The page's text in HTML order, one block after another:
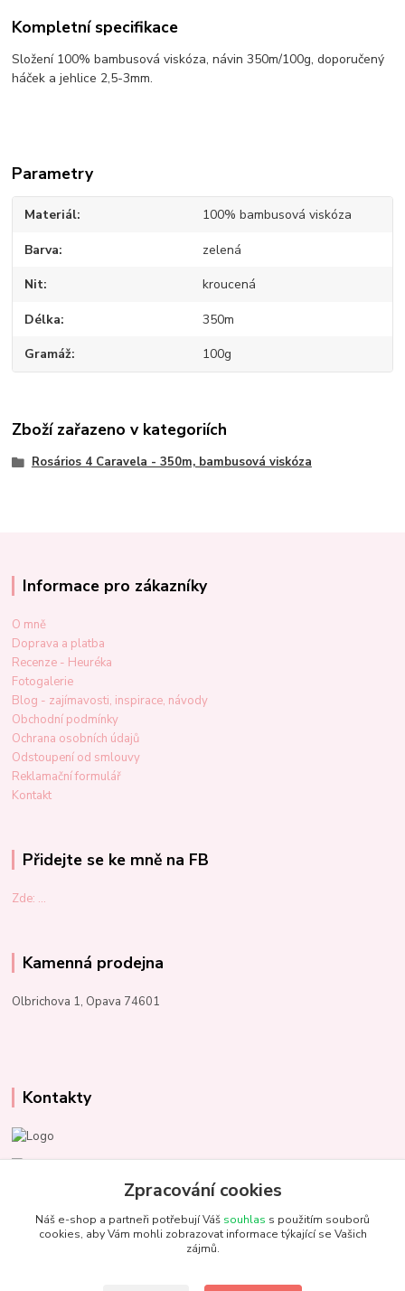
Kompletní specifikace
Složení 100% bambusová viskóza, návin 350m/100g, doporučený
háček a jehlice 2,5-3mm.
Parametry
Materiál 100% bambusová viskóza
Barva zelená
Nit kroucená
Délka 350m
Gramáž 100g
Zboží zařazeno v kategoriích
Rosários 4 Caravela - 350m, bambusová viskóza
Informace pro zákazníky
O mně
Doprava a platba
Recenze - Heuréka
Fotogalerie
Blog - zajímavosti, inspirace, návody
Obchodní podmínky
Ochrana osobních údajů
Odstoupení od smlouvy
Reklamační formulář
Kontakt
Přidejte se ke mně na FB
Zde: ...
Kamenná prodejna
Olbrichova 1, Opava 74601
Kontakty
Marcela Kupková
+420 731 153 484
info@unezbednychklubicek.cz
Zpracování cookies
Náš e-shop a partneři potřebují Váš souhlas s použitím souborů
cookies, aby Vám mohli zobrazovat informace týkající se Vašich
zájmů.